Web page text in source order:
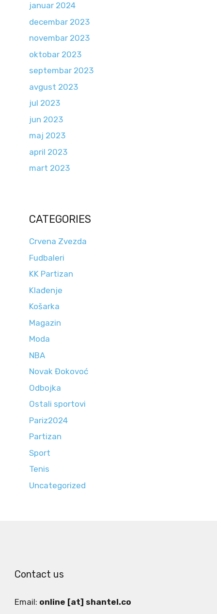
januar 2024
decembar 2023
novembar 2023
oktobar 2023
septembar 2023
avgust 2023
jul 2023
jun 2023
maj 2023
april 2023
mart 2023
CATEGORIES
Crvena Zvezda
Fudbaleri
KK Partizan
Klađenje
Košarka
Magazin
Moda
NBA
Novak Đokovoć
Odbojka
Ostali sportovi
Pariz2024
Partizan
Sport
Tenis
Uncategorized
Contact us
Email: online [at] shantel.co